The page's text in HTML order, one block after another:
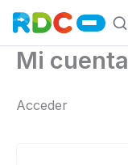
contenido
Mi cuenta
Acceder